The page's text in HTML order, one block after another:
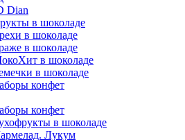
Dian
в шоколаде
в шоколаде
в шоколаде
в шоколаде
в шоколаде
конфет
конфет
в шоколаде
Лукум